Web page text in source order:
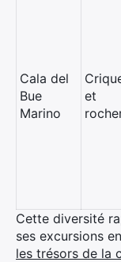
Cala del
Bue
Marino
et
Cette diversité
ses excursions
les trésors de la